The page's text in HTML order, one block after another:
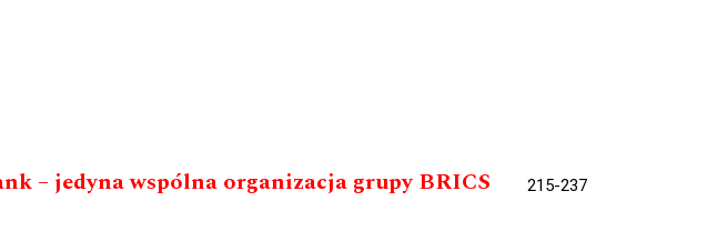
– jedyna wspólna organizacja grupy BRICS
215-237